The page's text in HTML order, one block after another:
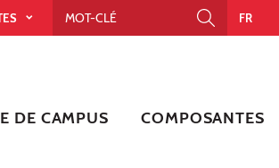
FR
DE CAMPUS COMPOSANTES